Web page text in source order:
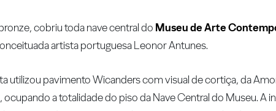
cobriu toda nave central do Museu de Arte
artista portuguesa Leonor Antunes.
utilizou pavimento Wicanders com visual de cortiça, da
ocupando a totalidade do piso da Nave Central do Museu. A